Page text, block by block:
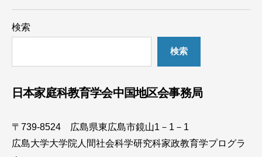
検索
検索
日本家庭科教育学会中国地区会事務局
〒739-8524 広島県東広島市鏡山1－1－1
広島大学大学院人間社会科学研究科家政教育学プログラ